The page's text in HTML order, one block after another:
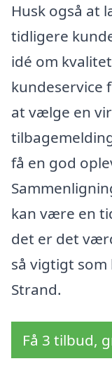
Husk også at
tidligere
idé om
kundeservice
at vælge en
få en god
kan være en
det er det
så vigtigt
Strand.
Få 3 tilbud,